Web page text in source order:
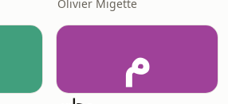
Olivier Migette
م